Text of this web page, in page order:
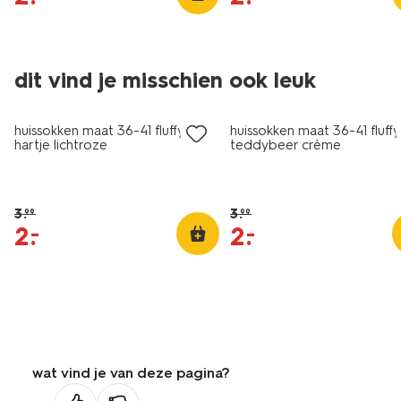
dit vind je misschien ook leuk
sale
huissokken maat 36-41 fluffy
hartje lichtroze
3.99
2.
–
sale
huissokken maat 36-41 fluffy
teddybeer crème
3.99
2.
–
wat vind je van deze pagina?